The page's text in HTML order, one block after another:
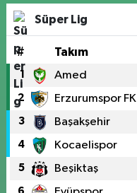
Süper Lig
# Takım
1 Amed
2 Erzurumspor FK
3 Başakşehir
4 Kocaelispor
5 Beşiktaş